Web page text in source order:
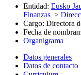
Entidad: Eusko
Finanzas >
Cargo: Directora
Fecha de
Organigrama
Datos generales
Datos de contacto